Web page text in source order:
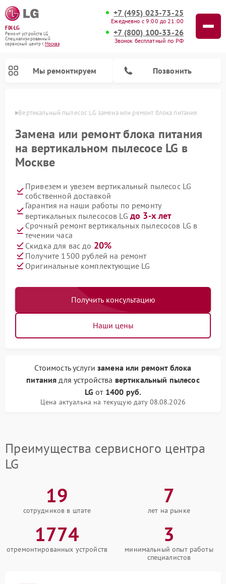
FIX-LG
Ремонт устройств LG
Специализированный
cервисный центр г.Москва
+7 (495) 023-73-25
Ежедневно с 9:00 до 21:00
+7 (800) 100-33-26
Звонок бесплатный по РФ
Мы ремонтируем Позвонить
Вертикальный пылесос LG замена или ремонт блока питания
Замена или ремонт блока питания
на вертикальном пылесосе LG в
Москве
Привезем и увезем вертикальный пылесос LG
собственной доставкой
Гарантия на наши работы по ремонту
вертикальных пылесосов LG до 3-х лет
Срочный ремонт вертикальных пылесосов LG в
течении часа
Скидка для вас до 20%
Получите 1500 рублей на ремонт
Оригинальные комплектующие LG
Получить консультацию
Наши цены
Стоимость услугизамена или ремонт блока
питания для устройства вертикальный пылесос
LG от 1400 руб.
Цена актуальна на текущую дату 08.08.2026
Преимущества сервисного центра
LG
19
сотрудников в штате
7
лет на рынке
1774
отремонтированных устройств
3
минимальный опыт работы
специалистов